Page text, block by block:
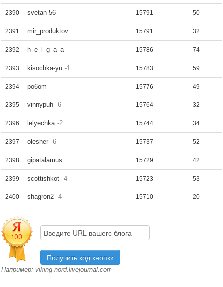
2390 svetan-56 15791 50
2391 mir_produktov 15791 32
2392 h_e_l_g_a_a 15786 74
2393 kisochka-yu -1 15783 59
2394 po6om 15776 49
2395 vinnypuh -6 15764 32
2396 lelyechka -2 15744 34
2397 olesher -6 15737 52
2398 gipatalamus 15729 42
2399 scottishkot -4 15723 53
2400 shagron2 -4 15710 20
Например: viking-nord.livejournal.com